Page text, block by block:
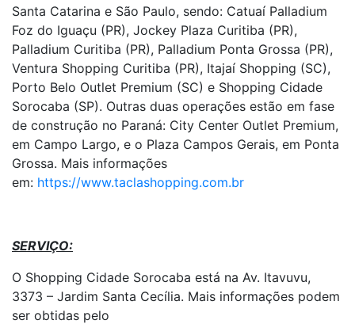
Santa Catarina e São Paulo, sendo: Catuaí Palladium
Foz do Iguaçu (PR), Jockey Plaza Curitiba (PR),
Palladium Curitiba (PR), Palladium Ponta Grossa (PR),
Ventura Shopping Curitiba (PR), Itajaí Shopping (SC),
Porto Belo Outlet Premium (SC) e Shopping Cidade
Sorocaba (SP). Outras duas operações estão em fase
de construção no Paraná: City Center Outlet Premium,
em Campo Largo, e o Plaza Campos Gerais, em Ponta
Grossa. Mais informações
em: https://www.taclashopping.com.br
SERVIÇO:
O Shopping Cidade Sorocaba está na Av. Itavuvu,
3373 – Jardim Santa Cecília. Mais informações podem
ser obtidas pelo